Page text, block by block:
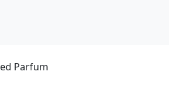
Parfum